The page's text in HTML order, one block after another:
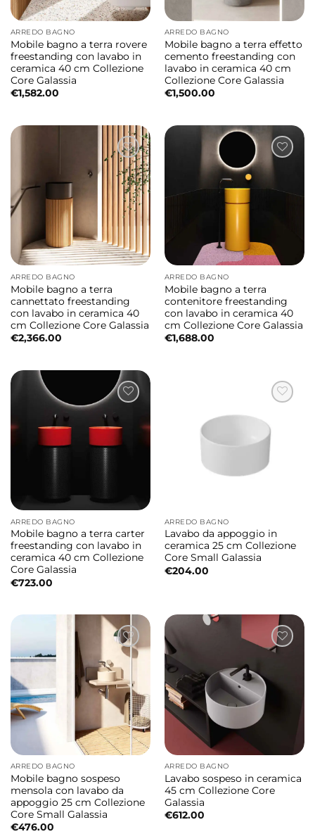
ARREDO BAGNO
Mobile bagno a terra rovere
freestanding con lavabo in
ceramica 40 cm Collezione
Core Galassia
€1,582.00
ARREDO BAGNO
Mobile bagno a terra effetto
cemento freestanding con
lavabo in ceramica 40 cm
Collezione Core Galassia
€1,500.00
ARREDO BAGNO
Mobile bagno a terra
cannettato freestanding
con lavabo in ceramica 40
cm Collezione Core Galassia
€2,366.00
ARREDO BAGNO
Mobile bagno a terra
contenitore freestanding
con lavabo in ceramica 40
cm Collezione Core Galassia
€1,688.00
ARREDO BAGNO
Mobile bagno a terra carter
freestanding con lavabo in
ceramica 40 cm Collezione
Core Galassia
€723.00
ARREDO BAGNO
Lavabo da appoggio in
ceramica 25 cm Collezione
Core Small Galassia
€204.00
ARREDO BAGNO
Mobile bagno sospeso
mensola con lavabo da
appoggio 25 cm Collezione
Core Small Galassia
€476.00
ARREDO BAGNO
Lavabo sospeso in ceramica
45 cm Collezione Core
Galassia
€612.00